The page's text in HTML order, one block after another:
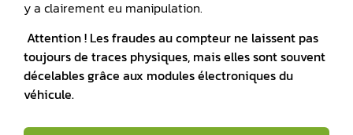
y a clairement eu manipulation.
Attention ! Les fraudes au compteur ne laissent pas
toujours de traces physiques, mais elles sont souvent
décelables grâce aux modules électroniques du
véhicule.